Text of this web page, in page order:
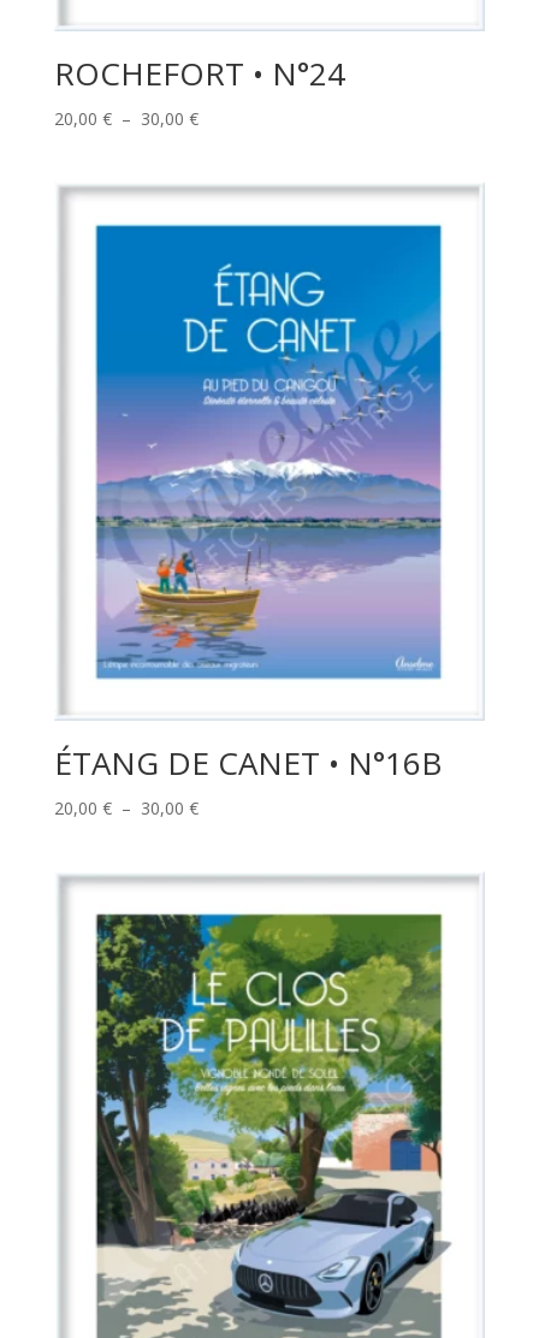
ROCHEFORT • N°24
20,00 € – 30,00 €Plage
20,00 €
à
ÉTANG DE CANET • N°16B
20,00 € – 30,00 €Plage
20,00 €
à
30,00 €